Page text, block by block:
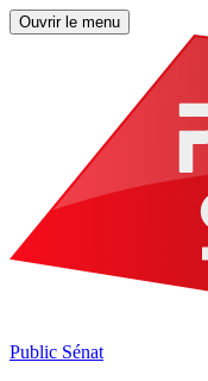
Ouvrir le menu
Public Sénat